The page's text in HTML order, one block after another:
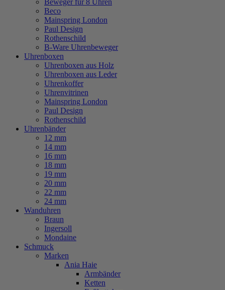
Beweger für 8 Uhren
Beco
Mainspring London
Paul Design
Rothenschild
B-Ware Uhrenbeweger
Uhrenboxen
Uhrenboxen aus Holz
Uhrenboxen aus Leder
Uhrenkoffer
Uhrenvitrinen
Mainspring London
Paul Design
Rothenschild
Uhrenbänder
12 mm
14 mm
16 mm
18 mm
19 mm
20 mm
22 mm
24 mm
Wanduhren
Braun
Ingersoll
Mondaine
Schmuck
Marken
Ania Haie
Armbänder
Ketten